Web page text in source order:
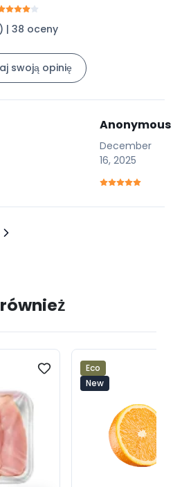
| 38 oceny
swoją opinię
Anonymous
December
16, 2025
Eco
New